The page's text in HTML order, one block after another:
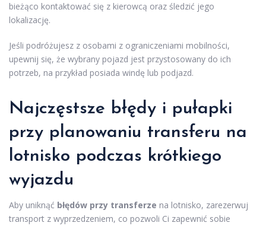
bieżąco kontaktować się z kierowcą oraz śledzić jego
lokalizację.
Jeśli podróżujesz z osobami z ograniczeniami mobilności,
upewnij się, że wybrany pojazd jest przystosowany do ich
potrzeb, na przykład posiada windę lub podjazd.
Najczęstsze błędy i pułapki
przy planowaniu transferu na
lotnisko podczas krótkiego
wyjazdu
Aby uniknąć błędów przy transferze na lotnisko, zarezerwuj
transport z wyprzedzeniem, co pozwoli Ci zapewnić sobie